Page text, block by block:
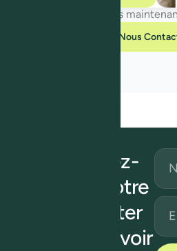
Nous
Contactez-nous dès
Abonnez-
vous à notre
newsletter
pour recevoir